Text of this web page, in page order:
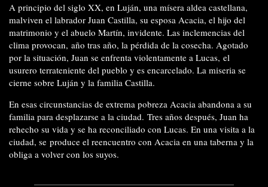
A principio del siglo XX, en Luján, una mísera aldea castellana,
malviven el labrador Juan Castilla, su esposa Acacia, el hijo del
matrimonio y el abuelo Martín, invidente. Las inclemencias del
clima provocan, año tras año, la pérdida de la cosecha. Agotado
por la situación, Juan se enfrenta violentamente a Lucas, el
usurero terrateniente del pueblo y es encarcelado. La miseria se
cierne sobre Luján y la familia Castilla.
En esas circunstancias de extrema pobreza Acacia abandona a su
familia para desplazarse a la ciudad. Tres años después, Juan ha
rehecho su vida y se ha reconciliado con Lucas. En una visita a la
ciudad, se produce el reencuentro con Acacia en una taberna y la
obliga a volver con los suyos.